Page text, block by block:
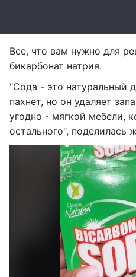
Все, что вам нужно для
бикарбонат натрия.
"Сода - это натуральный
пахнет, но он удаляет
угодно - мягкой мебели,
остального", поделилась